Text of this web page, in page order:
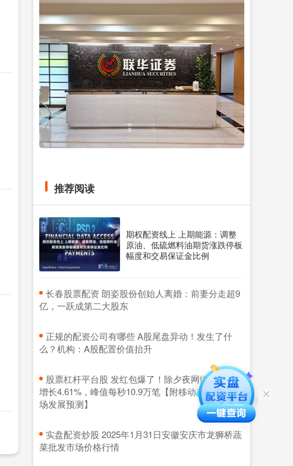
推荐阅读
期权配资线上 上期能源：调整
原油、低硫燃料油期货涨跌停板
幅度和交易保证金比例
​长春股票配资 朗姿股份创始人离婚：前妻分走超9
亿，一跃成第二大股东
​正规的配资公司有哪些 A股尾盘异动！发生了什
么？机构：A股配置价值抬升
​股票杠杆平台股 发红包爆了！除夕夜网络支付同比
增长4.61%，峰值每秒10.9万笔【附移动支付行业市
场发展预测】
​实盘配资炒股 2025年1月31日安徽安庆市龙狮桥蔬
菜批发市场价格行情